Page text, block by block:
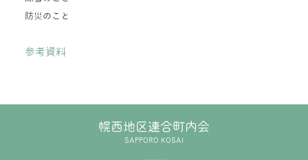
防災のこと
参考資料
幌西地区連合町内会
SAPPORO KOSAI